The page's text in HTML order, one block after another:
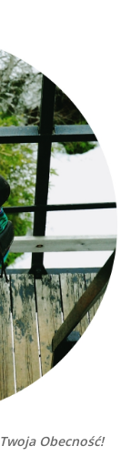
Obecność!